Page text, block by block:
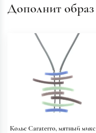
Дополнит образ
Колье Caraterro, мятный микс